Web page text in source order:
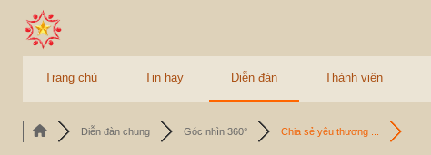
Trang chủ Tin hay Diễn đàn Thành viên
Diễn đàn chung Góc nhìn 360° Chia sẻ yêu thương ...